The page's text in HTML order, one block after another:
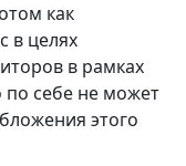
как
в целях
в рамках
по себе не может
этого